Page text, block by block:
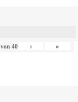
von 40 › »